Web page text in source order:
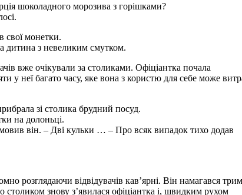
шоколадного морозива з горішками?
свої монетки.
дитина з невеликим смутком.
вже очікували за столиками. Офіціантка почала
у неї багато часу, яке вона з користю для себе може
зі столика брудний посуд.
на долоньці.
він. – Дві кульки … – Про всяк випадок тихо додав
розглядаючи відвідувачів кав’ярні. Він намагався
знову з’явилася офіціантка і, швидким рухом